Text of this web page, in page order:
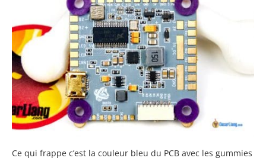
Ce qui frappe c’est la couleur bleu du PCB avec les gummies